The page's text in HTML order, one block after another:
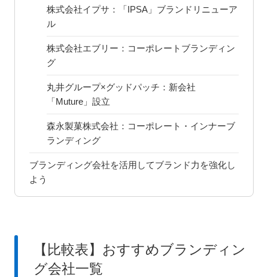
株式会社イプサ：「IPSA」ブランドリニューア
ル
株式会社エブリー：コーポレートブランディン
グ
丸井グループ×グッドパッチ：新会社
「Muture」設立
森永製菓株式会社：コーポレート・インナーブ
ランディング
ブランディング会社を活用してブランド力を強化し
よう
【比較表】おすすめブランディン
グ会社一覧